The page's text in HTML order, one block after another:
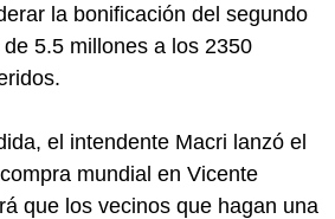
la bonificación del segundo
5.5 millones a los 2350
el intendente Macri lanzó el
mundial en Vicente
que los vecinos que hagan una